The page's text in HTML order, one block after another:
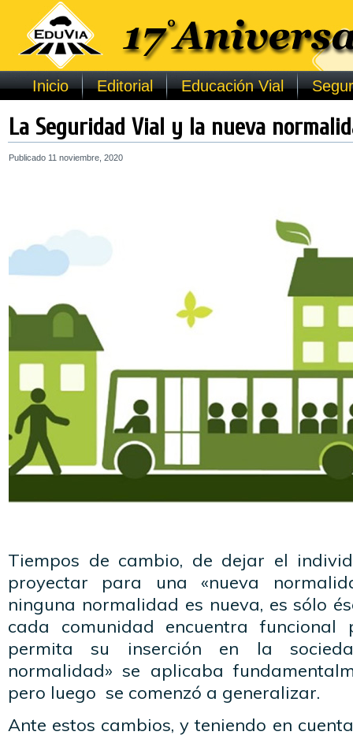
Inicio Editorial Educación Vial
La Seguridad Vial y la nueva
Publicado 11 noviembre, 2020
Tiempos de cambio, de dejar el
proyectar para una «nueva
ninguna normalidad es nueva, es sólo
cada comunidad encuentra
permita su inserción en la
normalidad» se aplicaba
pero luego se comenzó a generalizar.
Ante estos cambios, y teniendo en